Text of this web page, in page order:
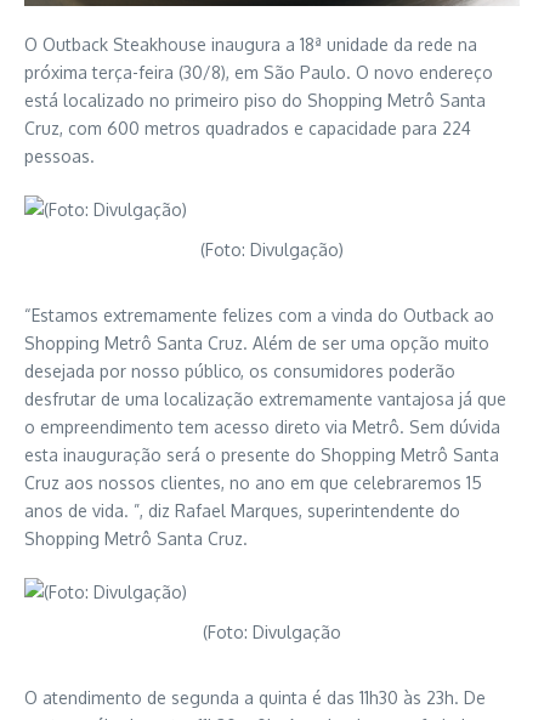
O Outback Steakhouse inaugura a 18ª unidade da rede na
próxima terça-feira (30/8), em São Paulo. O novo endereço
está localizado no primeiro piso do Shopping Metrô Santa
Cruz, com 600 metros quadrados e capacidade para 224
pessoas.
(Foto: Divulgação)
“Estamos extremamente felizes com a vinda do Outback ao
Shopping Metrô Santa Cruz. Além de ser uma opção muito
desejada por nosso público, os consumidores poderão
desfrutar de uma localização extremamente vantajosa já que
o empreendimento tem acesso direto via Metrô. Sem dúvida
esta inauguração será o presente do Shopping Metrô Santa
Cruz aos nossos clientes, no ano em que celebraremos 15
anos de vida. ”, diz Rafael Marques, superintendente do
Shopping Metrô Santa Cruz.
(Foto: Divulgação
O atendimento de segunda a quinta é das 11h30 às 23h. De